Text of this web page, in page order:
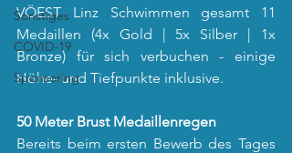
Sonstiges
COVID-19
Sponsoring
VÖEST Linz Schwimmen gesamt 11
Medaillen (4x Gold | 5x Silber | 1x
Bronze) für sich verbuchen - einige
Höhe- und Tiefpunkte inklusive.
50 Meter Brust Medaillenregen
Bereits beim ersten Bewerb des Tages